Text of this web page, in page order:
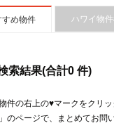
すめ物件 ハワイ物
索結果(合計0 件)
件の右上の♥マークをクリ
のページで、まとめてお問